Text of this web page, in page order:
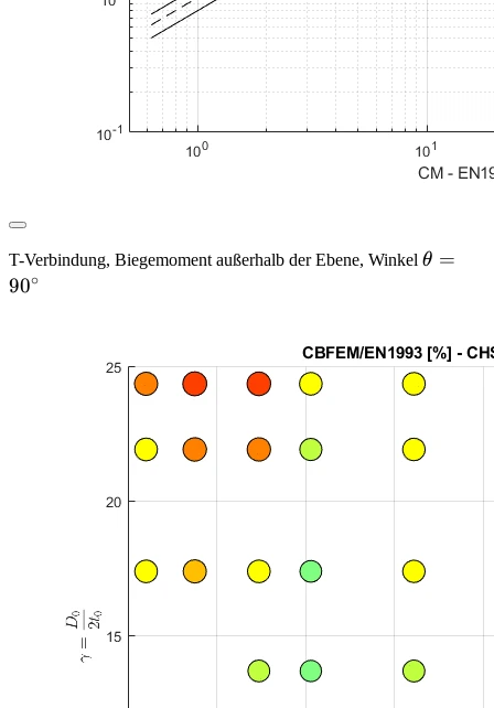
T-Verbindung, Biegemoment außerhalb der Ebene, Winkel \theta
θ =
90∘